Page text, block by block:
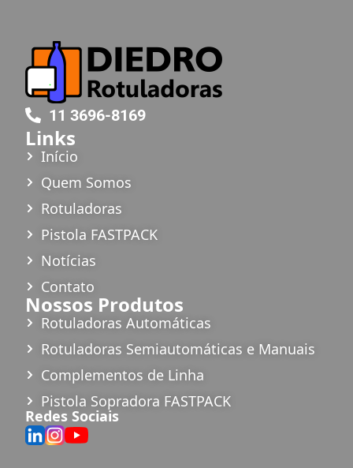
11 3696-8169
Links
Início
Quem Somos
Rotuladoras
Pistola FASTPACK
Notícias
Contato
Nossos Produtos
Rotuladoras Automáticas
Rotuladoras Semiautomáticas e Manuais
Complementos de Linha
Pistola Sopradora FASTPACK
Redes Sociais